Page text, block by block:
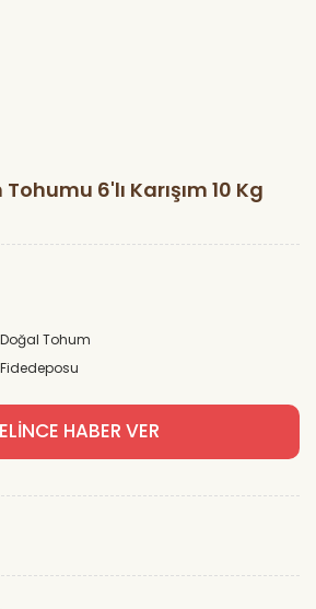
6'lı Karışım 10 Kg
Doğal Tohum
Fidedeposu
HABER VER